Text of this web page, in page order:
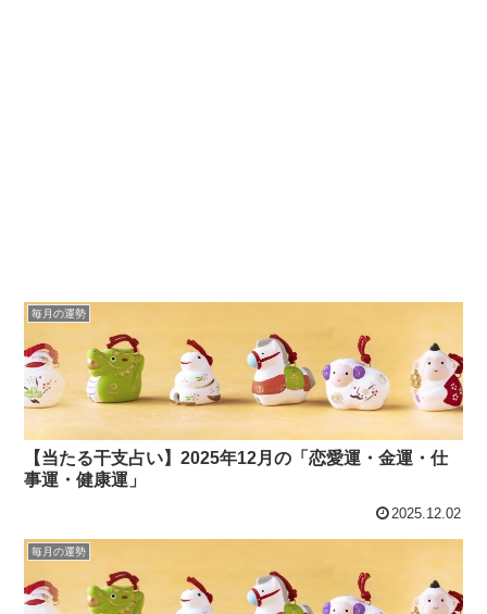
毎月の運勢
【当たる干支占い】2025年12月の「恋愛運・金運・仕
事運・健康運」
2025.12.02
毎月の運勢